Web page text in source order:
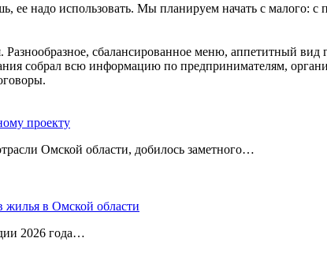
ее надо использовать. Мы планируем начать с малого:
сбалансированное меню, аппетитный
собрал всю информацию по предпринимателям,
проекту
Омской области, добилось заметного…
жилья в Омской области
2026 года…